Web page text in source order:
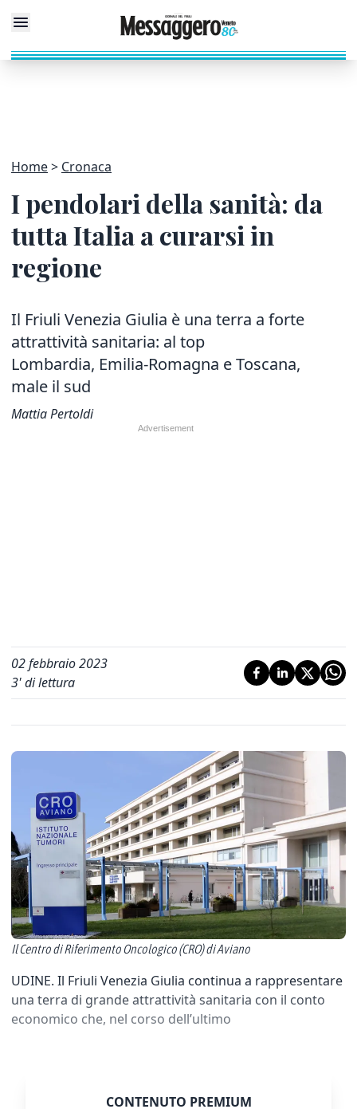
Home Cronaca
I pendolari della sanità: da
tutta Italia a curarsi in
regione
Il Friuli Venezia Giulia è una terra a forte
attrattività sanitaria: al top
Lombardia, Emilia-Romagna e Toscana,
male il sud
Mattia Pertoldi
02 febbraio 2023
3' di lettura
Il Centro di Riferimento Oncologico (CRO) di Aviano
UDINE. Il Friuli Venezia Giulia continua a rappresentare
una terra di grande attrattività sanitaria con il conto
economico che, nel corso dell’ultimo
CONTENUTO PREMIUM